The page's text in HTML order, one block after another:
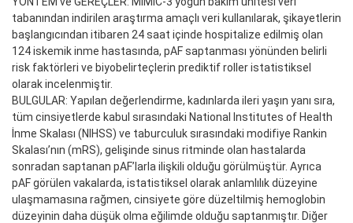
tabanından indirilen araştırma amaçlı veri kullanılarak, şikayetlerin
başlangıcından itibaren 24 saat içinde hospitalize edilmiş olan
124 iskemik inme hastasında, pAF saptanması yönünden belirli
risk faktörleri ve biyobelirteçlerin prediktif roller istatistiksel
olarak incelenmiştir.
BULGULAR: Yapılan değerlendirme, kadınlarda ileri yaşın yanı sıra,
tüm cinsiyetlerde kabul sırasındaki National Institutes of Health
İnme Skalası (NIHSS) ve taburculuk sırasındaki modifiye Rankin
Skalası’nın (mRS), gelişinde sinus ritminde olan hastalarda
sonradan saptanan pAF’larla ilişkili olduğu görülmüştür. Ayrıca
pAF görülen vakalarda, istatistiksel olarak anlamlılık düzeyine
ulaşmamasına rağmen, cinsiyete göre düzeltilmiş hemoglobin
düzeyinin daha düşük olma eğilimde olduğu saptanmıştır. Diğer